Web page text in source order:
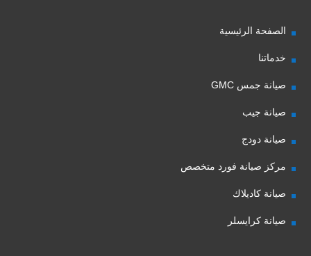
الصفحة الرئيسية
خدماتنا
صيانة جمس GMC
صيانة جيب
صيانة دودج
مركز صيانة فورد متخصص
صيانة كاديلاك
صيانة كرايسلر